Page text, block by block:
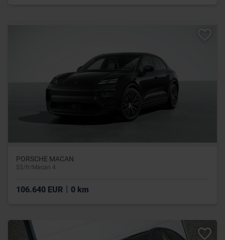
PORSCHE MACAN
$$/fr/Macan 4
106.640 EUR 0 km